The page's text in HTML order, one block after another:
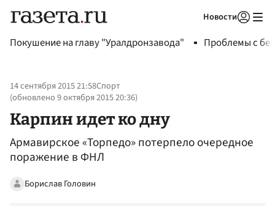
Новости
Покушение на главу "Уралдронзавода" Проблемы с
14 сентября 2015 21:58Спорт
(обновлено9 октября 2015 20:36)
Карпин идет ко дну
Армавирское «Торпедо» потерпело очередное
поражение в ФНЛ
Борислав Головин